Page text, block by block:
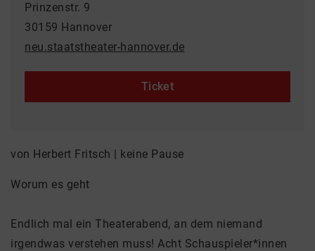
Prinzenstr. 9
30159 Hannover
neu.staatstheater-hannover.de
Ticket
von Herbert Fritsch | keine Pause
Worum es geht
Endlich mal ein Theaterabend, an dem niemand
irgendwas verstehen muss! Acht Schauspieler*innen